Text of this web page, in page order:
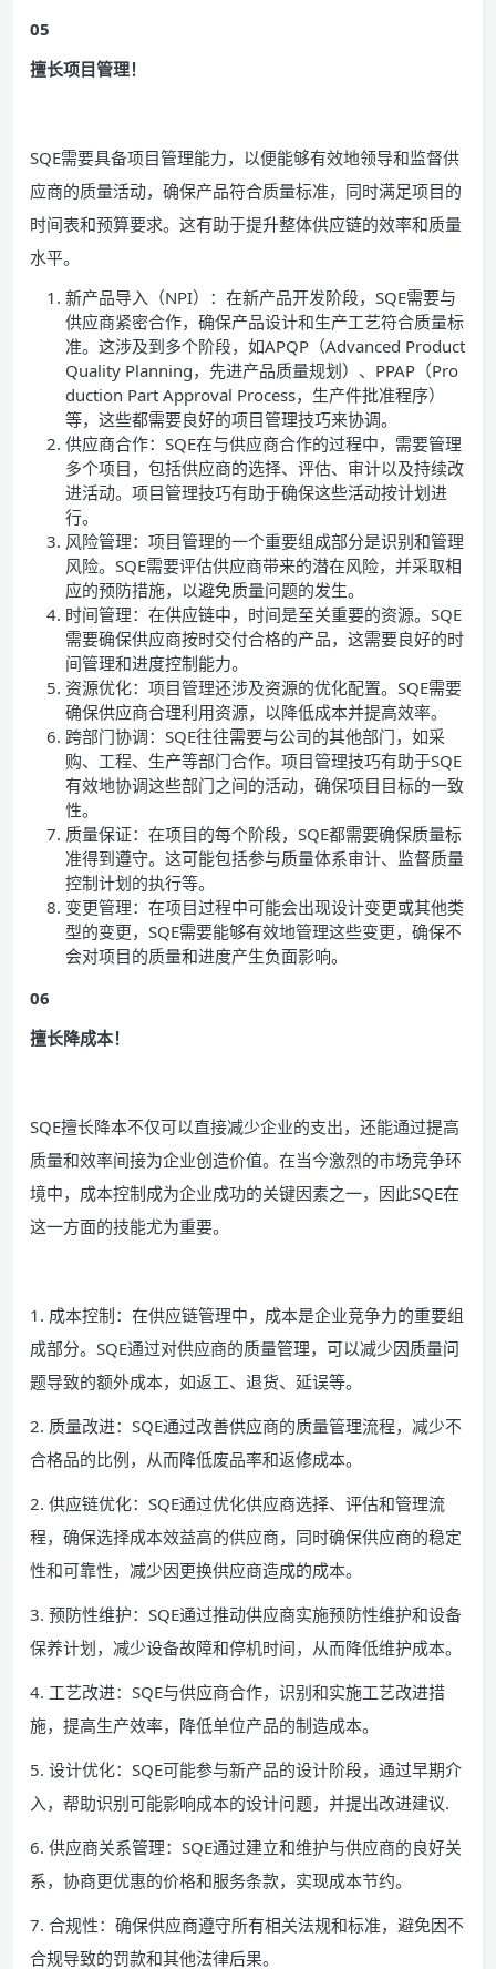
05
擅长项目管理！
SQE需要具备项目管理能力，以便能够有效地领导和监督供
应商的质量活动，确保产品符合质量标准，同时满足项目的
时间表和预算要求。这有助于提升整体供应链的效率和质量
水平。
新产品导入（NPI）：在新产品开发阶段，SQE需要与
供应商紧密合作，确保产品设计和生产工艺符合质量标
准。这涉及到多个阶段，如APQP（Advanced Product
Quality Planning，先进产品质量规划）、PPAP（Pro
duction Part Approval Process，生产件批准程序）
等，这些都需要良好的项目管理技巧来协调。
供应商合作：SQE在与供应商合作的过程中，需要管理
多个项目，包括供应商的选择、评估、审计以及持续改
进活动。项目管理技巧有助于确保这些活动按计划进
行。
风险管理：项目管理的一个重要组成部分是识别和管理
风险。SQE需要评估供应商带来的潜在风险，并采取相
应的预防措施，以避免质量问题的发生。
时间管理：在供应链中，时间是至关重要的资源。SQE
需要确保供应商按时交付合格的产品，这需要良好的时
间管理和进度控制能力。
资源优化：项目管理还涉及资源的优化配置。SQE需要
确保供应商合理利用资源，以降低成本并提高效率。
跨部门协调：SQE往往需要与公司的其他部门，如采
购、工程、生产等部门合作。项目管理技巧有助于SQE
有效地协调这些部门之间的活动，确保项目目标的一致
性。
质量保证：在项目的每个阶段，SQE都需要确保质量标
准得到遵守。这可能包括参与质量体系审计、监督质量
控制计划的执行等。
变更管理：在项目过程中可能会出现设计变更或其他类
型的变更，SQE需要能够有效地管理这些变更，确保不
会对项目的质量和进度产生负面影响。
06
擅长降成本！
SQE擅长降本不仅可以直接减少企业的支出，还能通过提高
质量和效率间接为企业创造价值。在当今激烈的市场竞争环
境中，成本控制成为企业成功的关键因素之一，因此SQE在
这一方面的技能尤为重要。
1. 成本控制：在供应链管理中，成本是企业竞争力的重要组
成部分。SQE通过对供应商的质量管理，可以减少因质量问
题导致的额外成本，如返工、退货、延误等。
2. 质量改进：SQE通过改善供应商的质量管理流程，减少不
合格品的比例，从而降低废品率和返修成本。
2. 供应链优化：SQE通过优化供应商选择、评估和管理流
程，确保选择成本效益高的供应商，同时确保供应商的稳定
性和可靠性，减少因更换供应商造成的成本。
3. 预防性维护：SQE通过推动供应商实施预防性维护和设备
保养计划，减少设备故障和停机时间，从而降低维护成本。
4. 工艺改进：SQE与供应商合作，识别和实施工艺改进措
施，提高生产效率，降低单位产品的制造成本。
5. 设计优化：SQE可能参与新产品的设计阶段，通过早期介
入，帮助识别可能影响成本的设计问题，并提出改进建议.
6. 供应商关系管理：SQE通过建立和维护与供应商的良好关
系，协商更优惠的价格和服务条款，实现成本节约。
7. 合规性：确保供应商遵守所有相关法规和标准，避免因不
合规导致的罚款和其他法律后果。